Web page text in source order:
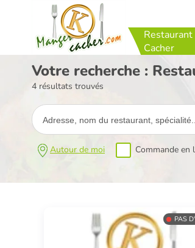
Restaurant
Cacher
Votre recherche :
4 résultats trouvés
Autour de moi Commande en
PAS